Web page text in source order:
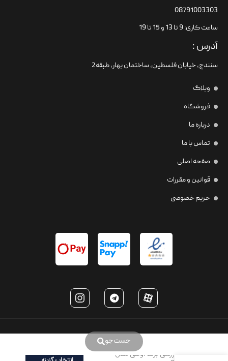
جست‌جو
08791003303
ساعت کاری: 9 تا 13 و 15 تا 19
آدرس :
سنندج، خیابان فلسطین،‌ ساختمان بهار، طبقه2
وبلاگ
فروشگاه
درباره ما
تماس با ما
صفحه اصلی
قوانین و مقررات
حریم خصوصی
عینک ورزشی برند اوکلی مدل